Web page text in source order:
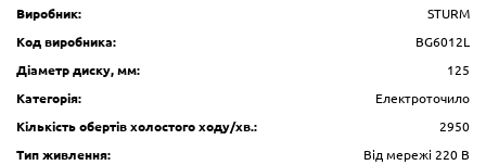
Виробник:
STURM
Код виробника:
BG6012L
Діаметр диску, мм:
125
Категорія:
Електроточило
Кількість обертів холостого ходу/хв.:
2950
Тип живлення:
Від мережі 220 В